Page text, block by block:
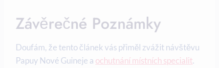
Závěrečné Poznámky
Doufám, že tento článek vás přiměl zvážit návštěvu
Papuy Nové Guineje ⁣a ochutnání místních specialit.